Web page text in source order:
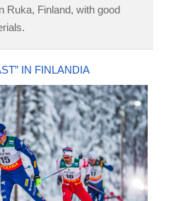
Ruka, Finland, with good
IN FINLANDIA